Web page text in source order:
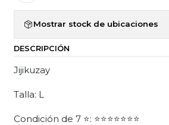
Mostrar stock de ubicaciones
DESCRIPCIÓN
Jijikuzay
Talla: L
Condición de 7 ⭐: ⭐⭐⭐⭐⭐⭐⭐